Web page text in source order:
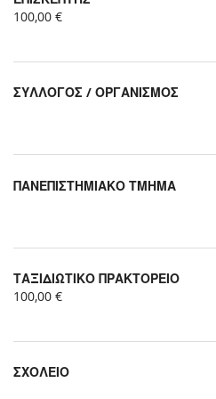
Uncategorized
100,00 €
ΣΥΛΛΟΓΟΣ / ΟΡΓΑΝΙΣΜΟΣ
ΠΑΝΕΠΙΣΤΗΜΙΑΚΟ ΤΜΗΜΑ
ΤΑΞΙΔΙΩΤΙΚΟ ΠΡΑΚΤΟΡΕΙΟ
100,00 €
ΣΧΟΛΕΙΟ